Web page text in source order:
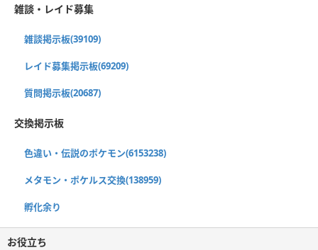
雑談・レイド募集
雑談掲示板(39109)
レイド募集掲示板(69209)
質問掲示板(20687)
交換掲示板
色違い・伝説のポケモン(6153238)
メタモン・ポケルス交換(138959)
孵化余り
お役立ち